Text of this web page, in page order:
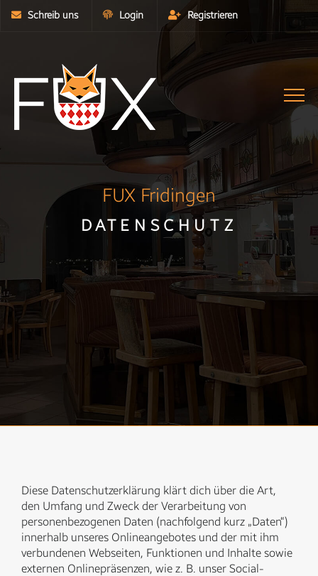
Schreib uns Login Registrieren
Zurück zur Startseite
FUX Fridingen
DATENSCHUTZ
Diese Datenschutzerklärung klärt dich über die Art,
den Umfang und Zweck der Verarbeitung von
personenbezogenen Daten (nachfolgend kurz „Daten“)
innerhalb unseres Onlineangebotes und der mit ihm
verbundenen Webseiten, Funktionen und Inhalte sowie
externen Onlinepräsenzen, wie z. B. unser Social-